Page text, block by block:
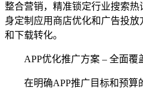
整合营销，精准锁定行业搜索
身定制应用商店优化和广告投放
和下载转化。
APP优化推广方案 – 全面覆
在明确APP推广目标和预算